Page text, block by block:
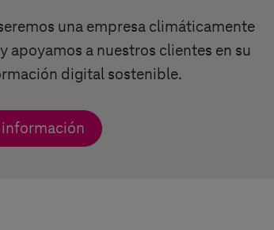
una empresa climáticamente
apoyamos a nuestros clientes en su
digital sostenible.
información